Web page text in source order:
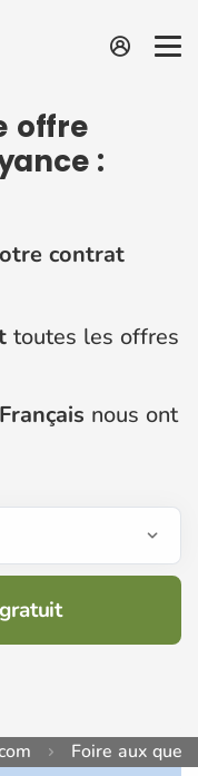
offre
:
contrat
toutes les offres
nous ont
Foire aux